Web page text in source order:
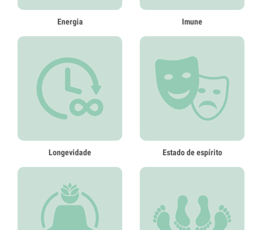
Energia Imune
Longevidade Estado de espírito